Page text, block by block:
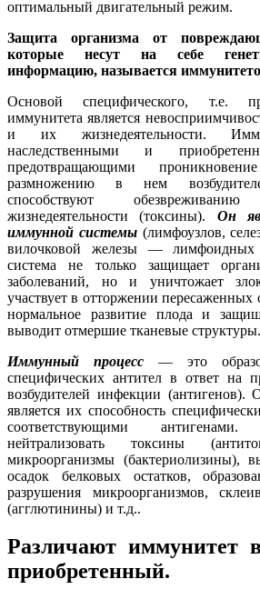
оптимальный двигательный режим.
Защита организма от
которые несут на себе
информацию, называется
Основой специфического, т.е.
иммунитета является
и их жизнедеятельности.
наследственными и
предотвращающими
размножению в нем
способствуют
жизнедеятельности (токсины). Он
иммунной системы(лимфоузлов,
вилочковой железы — лимфоидных
система не только защищает
заболеваний, но и уничтожает
участвует в отторжении пересаженных
нормальное развитие плода и
выводит отмершие тканевые структуры.
Иммунный процесс — это
специфических антител в ответ на
возбудителей инфекции (антигенов).
является их способность
соответствующими
нейтрализовать токсины
микроорганизмы (бактериолизины),
осадок белковых остатков,
разрушения микроорганизмов,
(агглютинины) и т.д..
Различают иммунитет
приобретенный.